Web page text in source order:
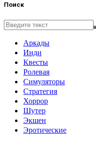
Поиск
Аркады
Инди
Квесты
Ролевая
Симуляторы
Стратегия
Хоррор
Шутер
Экшен
Эротические